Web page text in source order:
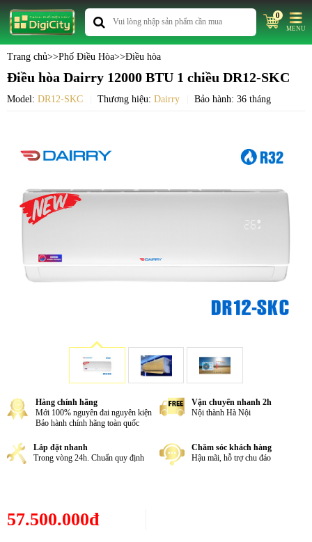
0
MENU
Trang chủ>>Phố Điều Hòa>>Điều hòa
Điều hòa Dairry 12000 BTU 1 chiều DR12-SKC
Model: DR12-SKC Thương hiệu: Dairry Bảo hành: 36 tháng
Hàng chính hãng
Mới 100% nguyên đai nguyên kiện
Bảo hành chính hãng toàn quốc
Vận chuyển nhanh 2h
Nội thành Hà Nội
Lắp đặt nhanh
Trong vòng 24h. Chuẩn quy định
Chăm sóc khách hàng
Hậu mãi, hỗ trợ chu đáo
57.500.000đ